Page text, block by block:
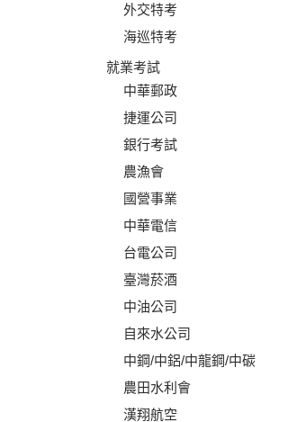
外交特考
海巡特考
就業考試
中華郵政
捷運公司
銀行考試
農漁會
國營事業
中華電信
台電公司
臺灣菸酒
中油公司
自來水公司
中鋼/中鋁/中龍鋼/中碳
農田水利會
漢翔航空